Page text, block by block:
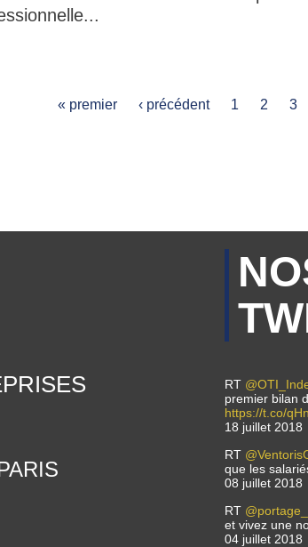
« premier ‹ précédent 1 2 3
RT
premier bilan
https://t.co/
18 juillet 2018
RT
que les
08 juillet 2018
RT
et vivez une
04 juillet 2018